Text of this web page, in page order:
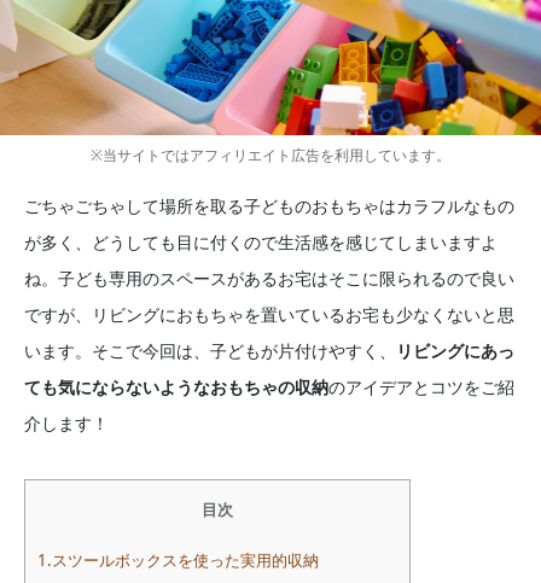
※当サイトではアフィリエイト広告を利用しています。
ごちゃごちゃして場所を取る子どものおもちゃはカラフルなもの
が多く、どうしても目に付くので生活感を感じてしまいますよ
ね。子ども専用のスペースがあるお宅はそこに限られるので良い
ですが、リビングにおもちゃを置いているお宅も少なくないと思
います。そこで今回は、子どもが片付けやすく、
リビングにあっ
ても気にならないようなおもちゃの収納のアイデアとコツをご紹
介します！
目次
1.スツールボックスを使った実用的収納